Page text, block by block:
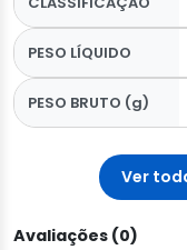
PESO LÍQUIDO
PESO BRUTO (g)
Ver
Avaliações (0)